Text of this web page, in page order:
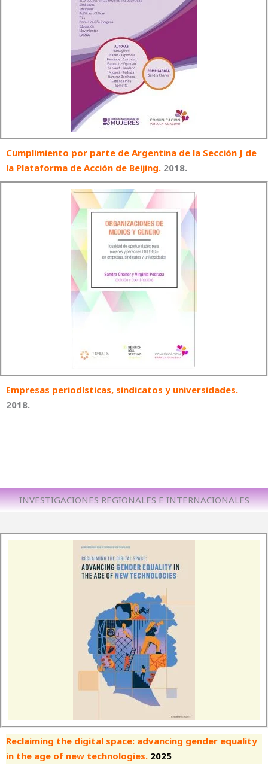
Cumplimiento por parte de Argentina de la Sección J de
la Plataforma de Acción de Beijing. 2018.
Empresas periodísticas, sindicatos y universidades.
2018.
INVESTIGACIONES REGIONALES E INTERNACIONALES
Reclaiming the digital space: advancing gender equality
in the age of new technologies. 2025